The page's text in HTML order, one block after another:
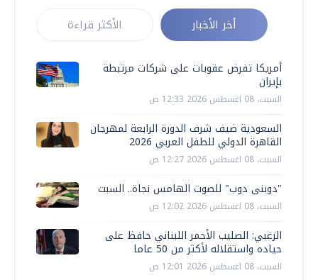
أخر الأخبار الأكثر قراءة
أمريكا تفرض عقوبات على شركات مرتبطة
بإيران
السبت، 08 اغسطس 2026 12:33 ص
السعودية ضيف شرف الدورة الرابعة لمهرجان
القاهرة الدولي للطفل العربي 2026
السبت، 08 اغسطس 2026 12:27 ص
"دوبنى دوب" للصوت الهامس نجاة.. السبت
السبت، 08 اغسطس 2026 12:02 ص
الزغبي: الصليب الأحمر اللبناني حافظ على
حياده واستقلاله لأكثر من 50 عاما
السبت، 08 اغسطس 2026 12:01 ص